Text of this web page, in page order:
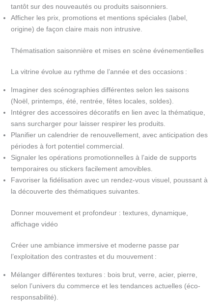
tantôt sur des nouveautés ou produits saisonniers.
Afficher les prix, promotions et mentions spéciales (label,
origine) de façon claire mais non intrusive.
Thématisation saisonnière et mises en scène événementielles
La vitrine évolue au rythme de l’année et des occasions :
Imaginer des scénographies différentes selon les saisons
(Noël, printemps, été, rentrée, fêtes locales, soldes).
Intégrer des accessoires décoratifs en lien avec la thématique,
sans surcharger pour laisser respirer les produits.
Planifier un calendrier de renouvellement, avec anticipation des
périodes à fort potentiel commercial.
Signaler les opérations promotionnelles à l’aide de supports
temporaires ou stickers facilement amovibles.
Favoriser la fidélisation avec un rendez-vous visuel, poussant à
la découverte des thématiques suivantes.
Donner mouvement et profondeur : textures, dynamique,
affichage vidéo
Créer une ambiance immersive et moderne passe par
l’exploitation des contrastes et du mouvement :
Mélanger différentes textures : bois brut, verre, acier, pierre,
selon l’univers du commerce et les tendances actuelles (éco-
responsabilité).